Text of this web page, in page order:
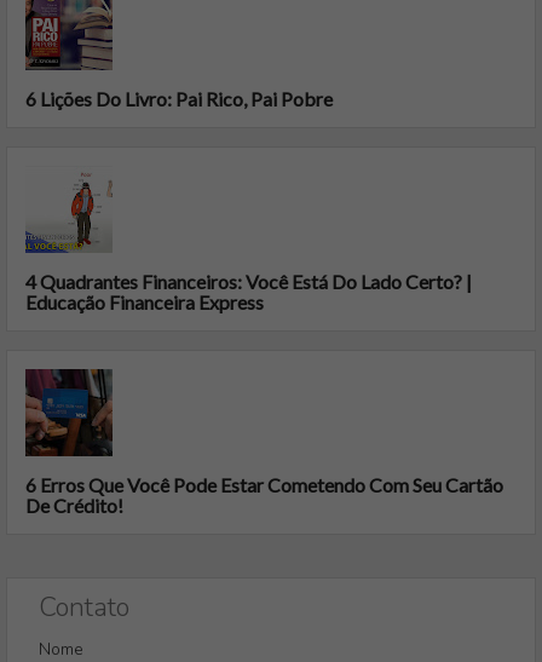
6 Lições Do Livro: Pai Rico, Pai Pobre
4 Quadrantes Financeiros: Você Está Do Lado Certo? |
Educação Financeira Express
6 Erros Que Você Pode Estar Cometendo Com Seu Cartão
De Crédito!
Contato
Nome